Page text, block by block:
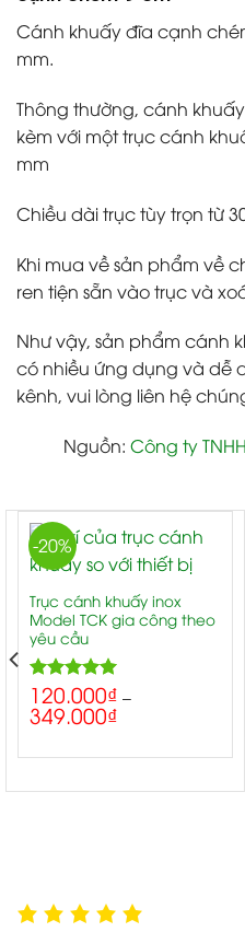
Cánh khuấy đĩa cạnh
mm.
Thông thường, cánh
kèm với một trục cánh
mm
Chiều dài trục tùy trọn từ
Khi mua về sản phẩm về
ren tiện sẵn vào trục và
Như vậy, sản phẩm cánh
có nhiều ứng dụng và dễ
kênh, vui lòng liên hệ
Nguồn: Công ty
-20%
Trục cánh khuấy inox
Model TCK gia công theo
yêu cầu
Rated5.00
out of 5
120.000₫ –
349.000₫